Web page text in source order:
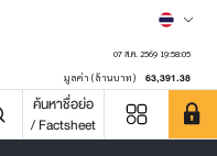
07 ส.ค. 2569 19:58:05
มูลค่า (ล้านบาท) 63,391.38
ค้นหาชื่อย่อ
/ Factsheet